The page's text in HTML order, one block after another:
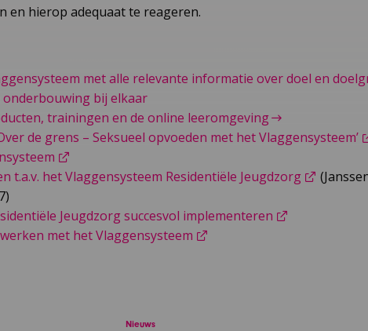
en hierop adequaat te reageren.
met alle relevante informatie over doel en
bij elkaar
trainingen en de online leeromgeving
de grens – Seksueel opvoeden met het Vlaggensysteem’
t.a.v. het Vlaggensysteem Residentiële Jeugdzorg
Jeugdzorg succesvol implementeren
met het Vlaggensysteem
Nieuws